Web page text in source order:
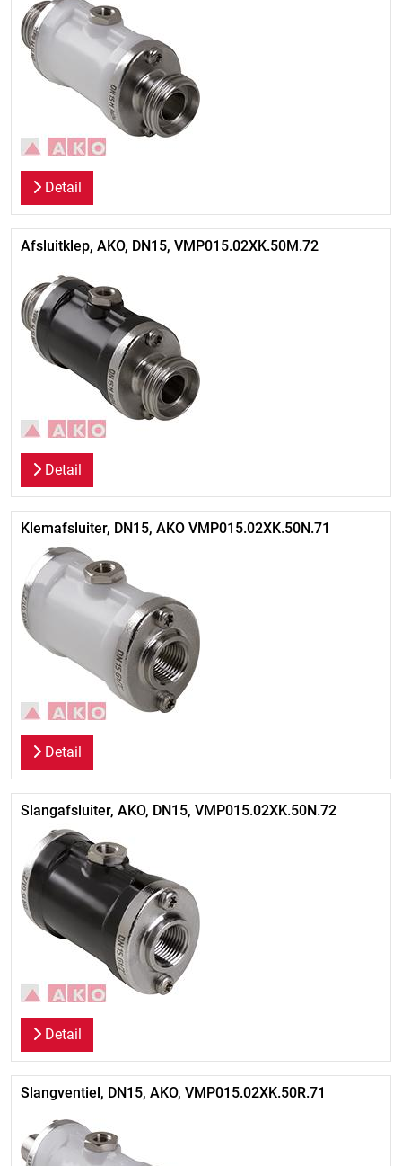
Detail
Afsluitklep, AKO, DN15, VMP015.02XK.50M.72
Detail
Klemafsluiter, DN15, AKO VMP015.02XK.50N.71
Detail
Slangafsluiter, AKO, DN15, VMP015.02XK.50N.72
Detail
Slangventiel, DN15, AKO, VMP015.02XK.50R.71